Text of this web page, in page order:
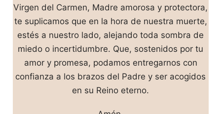
Virgen del Carmen, Madre amorosa y protectora,
te suplicamos que en la hora de nuestra muerte,
estés a nuestro lado, alejando toda sombra de
miedo o incertidumbre. Que, sostenidos por tu
amor y promesa, podamos entregarnos con
confianza a los brazos del Padre y ser acogidos
en su Reino eterno.